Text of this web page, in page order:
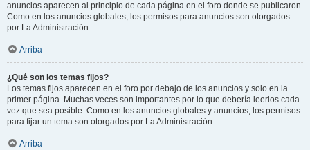
anuncios aparecen al principio de cada página en el foro donde se publicaron.
Como en los anuncios globales, los permisos para anuncios son otorgados
por La Administración.
Arriba
¿Qué son los temas fijos?
Los temas fijos aparecen en el foro por debajo de los anuncios y solo en la
primer página. Muchas veces son importantes por lo que debería leerlos cada
vez que sea posible. Como en los anuncios globales y anuncios, los permisos
para fijar un tema son otorgados por La Administración.
Arriba